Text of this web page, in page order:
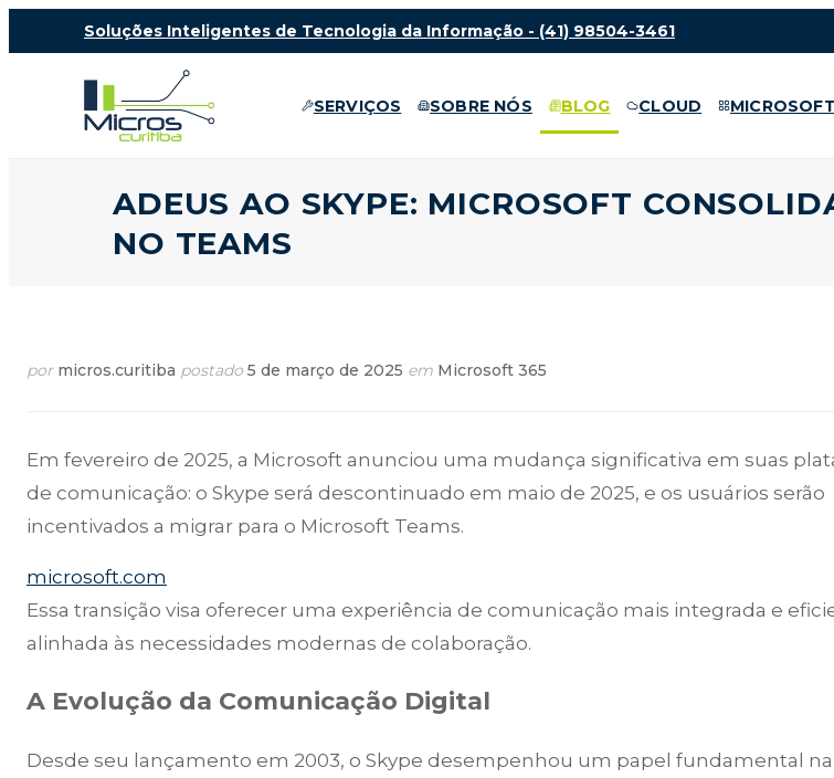
Soluções Inteligentes de Tecnologia da Informação - (41) 98504-3461
SERVIÇOS SOBRE NÓS BLOG CLOUD
ADEUS AO SKYPE: MICROSOFT
NO TEAMS
por micros.curitiba postado 5 de março de 2025 em Microsoft 365
Em fevereiro de 2025, a Microsoft anunciou uma mudança significativa em suas
de comunicação: o Skype será descontinuado em maio de 2025, e os usuários serão
incentivados a migrar para o Microsoft Teams.
microsoft.com
Essa transição visa oferecer uma experiência de comunicação mais integrada e
alinhada às necessidades modernas de colaboração.
A Evolução da Comunicação Digital
Desde seu lançamento em 2003, o Skype desempenhou um papel fundamental